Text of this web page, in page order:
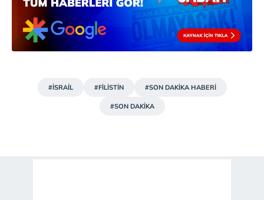
#İSRAİL #FİLİSTİN #SON DAKİKA HABERİ
#SON DAKİKA